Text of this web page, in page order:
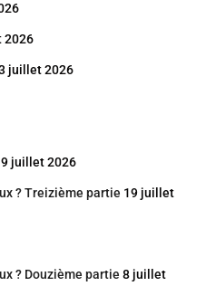
2026
juillet 2026
juillet 2026
? Treizième partie 19 juillet
? Douzième partie 8 juillet